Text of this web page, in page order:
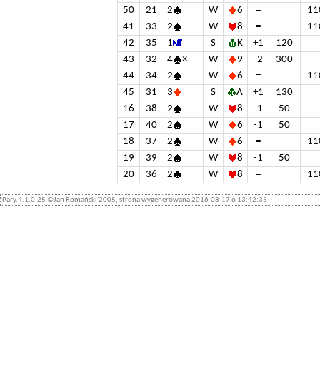
50
21 2 W 6 =
41
33 2 W 8 =
42
35 1 S K +1
120
43
32 4 × W 9 -2
300
44
34 2 W 6 =
45
31 3 S A +1
130
16
38 2 W 8 -1
50
17
40 2 W 6 -1
50
18
37 2 W 6 =
19
39 2 W 8 -1
50
20
36 2 W 8 =
Pary.4.1.0.25 ©Jan Romański'2005, strona wygenerowana 2016-08-17 o 13:42:35